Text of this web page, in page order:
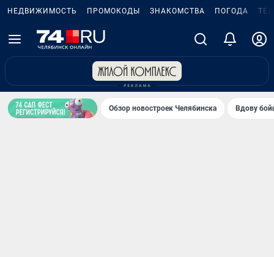
НЕДВИЖИМОСТЬ ПРОМОКОДЫ ЗНАКОМСТВА ПОГОДА
Обзор новостроек Челябинска Вдову